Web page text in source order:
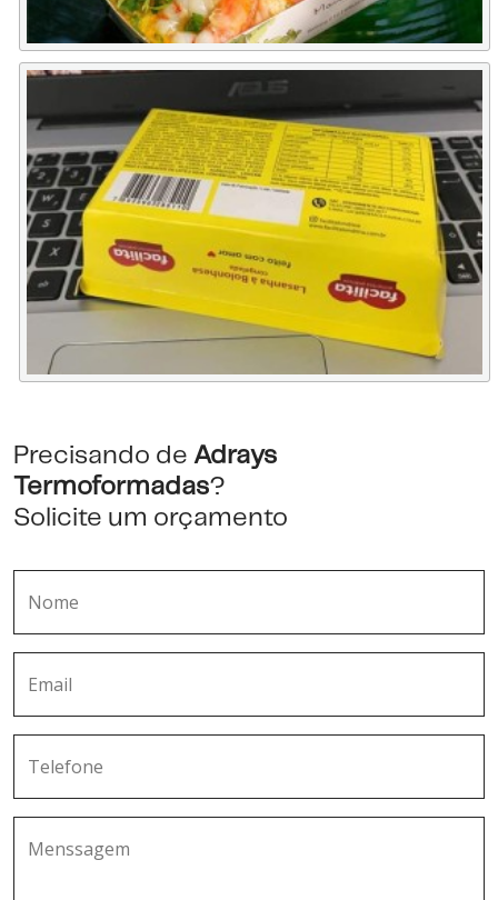
Precisando de Adrays
Termoformadas?
Solicite um orçamento
Nome
Email
Telefone
Menssagem